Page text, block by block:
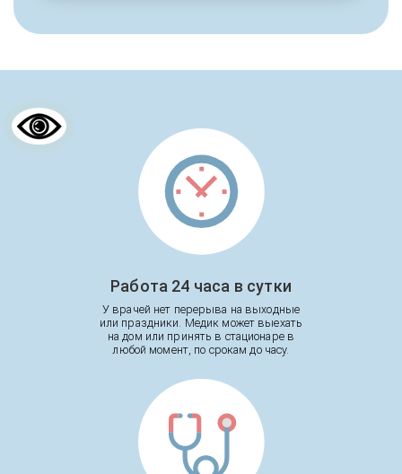
Работа 24 часа в сутки
У врачей нет перерыва на выходные
или праздники. Медик может выехать
на дом или принять в стационаре в
любой момент, по срокам до часу.